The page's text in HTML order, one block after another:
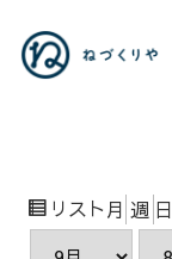
リスト 表
示
月 週 日